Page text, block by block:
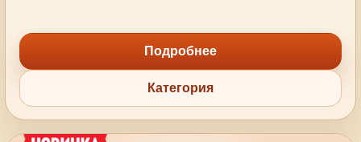
Подробнее
Категория